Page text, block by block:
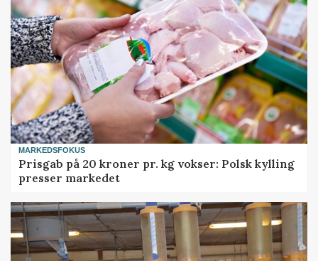
MARKEDSFOKUS
Prisgab på 20 kroner pr. kg vokser: Polsk kylling
presser markedet